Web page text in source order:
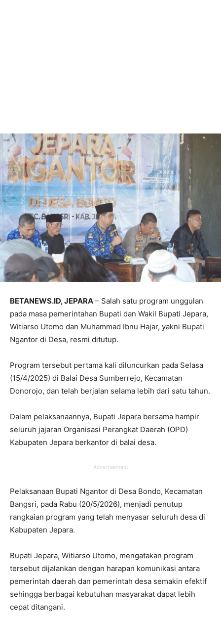
BETANEWS.ID, JEPARA – Salah satu program unggulan
pada masa pemerintahan Bupati dan Wakil Bupati Jepara,
Witiarso Utomo dan Muhammad Ibnu Hajar, yakni Bupati
Ngantor di Desa, resmi ditutup.
Program tersebut pertama kali diluncurkan pada Selasa
(15/4/2025) di Balai Desa Sumberrejo, Kecamatan
Donorojo, dan telah berjalan selama lebih dari satu tahun.
Dalam pelaksanaannya, Bupati Jepara bersama hampir
seluruh jajaran Organisasi Perangkat Daerah (OPD)
Kabupaten Jepara berkantor di balai desa.
-Advertisement-
Pelaksanaan Bupati Ngantor di Desa Bondo, Kecamatan
Bangsri, pada Rabu (20/5/2026), menjadi penutup
rangkaian program yang telah menyasar seluruh desa di
Kabupaten Jepara.
Bupati Jepara, Witiarso Utomo, mengatakan program
tersebut dijalankan dengan harapan komunikasi antara
pemerintah daerah dan pemerintah desa semakin efektif
sehingga berbagai kebutuhan masyarakat dapat lebih
cepat ditangani.